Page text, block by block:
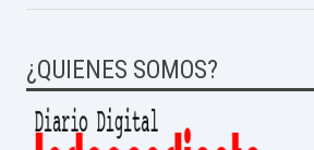
¿QUIENES SOMOS?